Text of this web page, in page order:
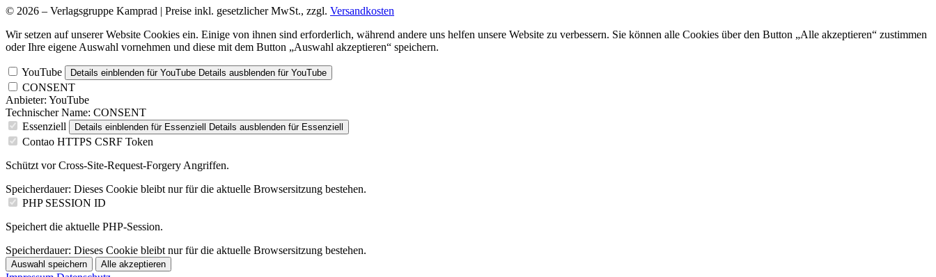
© 2026 – Verlagsgruppe Kamprad | Preise inkl. gesetzlicher MwSt., zzgl. Versandkosten
Wir setzen auf unserer Website Cookies ein. Einige von ihnen sind erforderlich, während andere uns helfen unsere Website zu verbessern. Sie können alle Cookies über den Button „Alle akzeptieren“ zustimmen
oder Ihre eigene Auswahl vornehmen und diese mit dem Button „Auswahl akzeptieren“ speichern.
YouTube Details einblenden für YouTube Details ausblenden für YouTube
CONSENT
Anbieter: YouTube
Technischer Name: CONSENT
Essenziell
Details einblenden für Essenziell Details ausblenden für Essenziell
Contao HTTPS CSRF Token
Schützt vor Cross-Site-Request-Forgery Angriffen.
Speicherdauer: Dieses Cookie bleibt nur für die aktuelle Browsersitzung bestehen.
PHP SESSION ID
Speichert die aktuelle PHP-Session.
Speicherdauer: Dieses Cookie bleibt nur für die aktuelle Browsersitzung bestehen.
Auswahl speichern Alle akzeptieren